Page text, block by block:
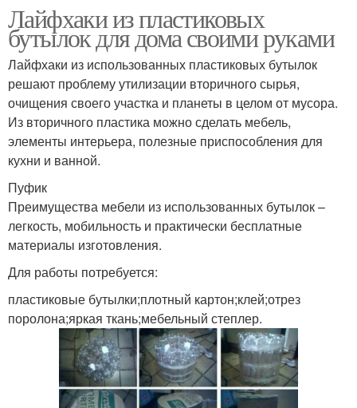
Лайфхаки из пластиковых
бутылок для дома своими руками
Лайфхаки из использованных пластиковых бутылок
решают проблему утилизации вторичного сырья,
очищения своего участка и планеты в целом от мусора.
Из вторичного пластика можно сделать мебель,
элементы интерьера, полезные приспособления для
кухни и ванной.
Пуфик
Преимущества мебели из использованных бутылок –
легкость, мобильность и практически бесплатные
материалы изготовления.
Для работы потребуется:
пластиковые бутылки;плотный картон;клей;отрез
поролона;яркая ткань;мебельный степлер.